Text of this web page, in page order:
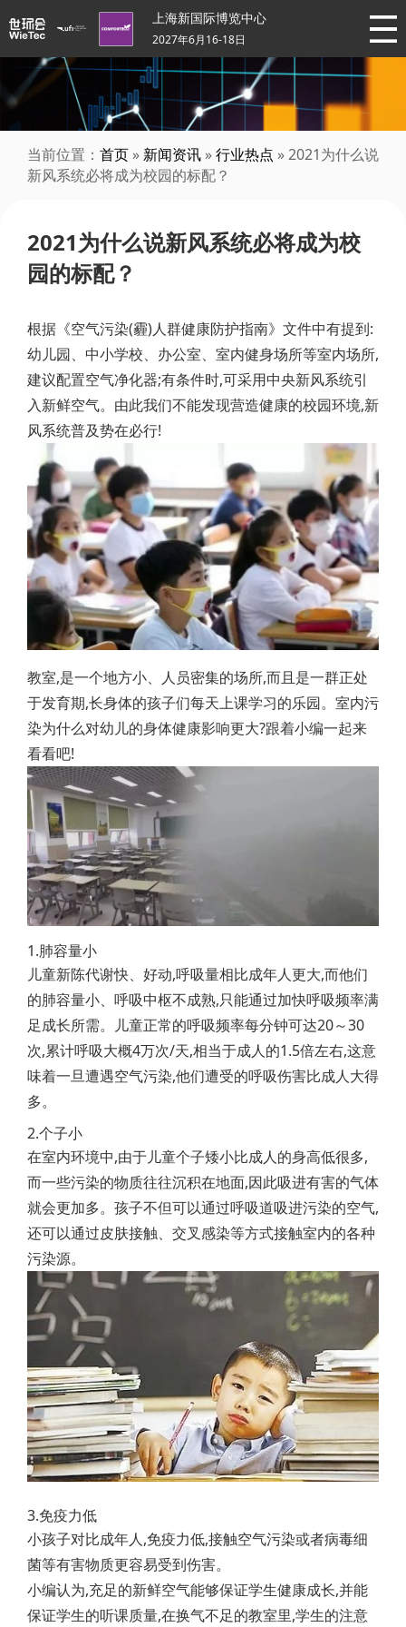
上海新国际博览中心
2027年6月16-18日
当前位置： 首页 » 新闻资讯 »行业热点 » 2021为什么说
新风系统必将成为校园的标配？
2021为什么说新风系统必将成为校
园的标配？
根据《空气污染(霾)人群健康防护指南》文件中有提到:
幼儿园、中小学校、办公室、室内健身场所等室内场所,
建议配置空气净化器;有条件时,可采用中央新风系统引
入新鲜空气。由此我们不能发现营造健康的校园环境,新
风系统普及势在必行!
教室,是一个地方小、人员密集的场所,而且是一群正处
于发育期,长身体的孩子们每天上课学习的乐园。室内污
染为什么对幼儿的身体健康影响更大?跟着小编一起来
看看吧!
1.肺容量小
儿童新陈代谢快、好动,呼吸量相比成年人更大,而他们
的肺容量小、呼吸中枢不成熟,只能通过加快呼吸频率满
足成长所需。儿童正常的呼吸频率每分钟可达20～30
次,累计呼吸大概4万次/天,相当于成人的1.5倍左右,这意
味着一旦遭遇空气污染,他们遭受的呼吸伤害比成人大得
多。
2.个子小
在室内环境中,由于儿童个子矮小比成人的身高低很多,
而一些污染的物质往往沉积在地面,因此吸进有害的气体
就会更加多。孩子不但可以通过呼吸道吸进污染的空气,
还可以通过皮肤接触、交叉感染等方式接触室内的各种
污染源。
3.免疫力低
小孩子对比成年人,免疫力低,接触空气污染或者病毒细
菌等有害物质更容易受到伤害。
小编认为,充足的新鲜空气能够保证学生健康成长,并能
保证学生的听课质量,在换气不足的教室里,学生的注意